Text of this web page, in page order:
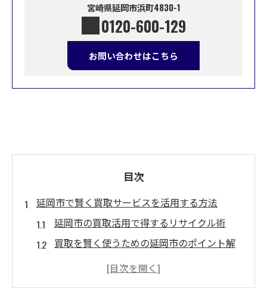
宮崎県延岡市浜町4830-1
0120-600-129
お問い合わせはこちら
目次
延岡市で賢く買取サービスを活用する方法
延岡市の買取活用で得するリサイクル術
買取を賢く使うための延岡市のポイント解